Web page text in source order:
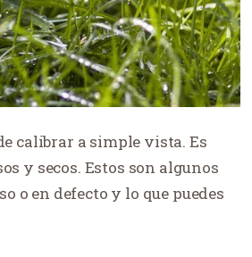
calibrar a simple vista. Es
y secos. Estos son algunos
o en defecto y lo que puedes